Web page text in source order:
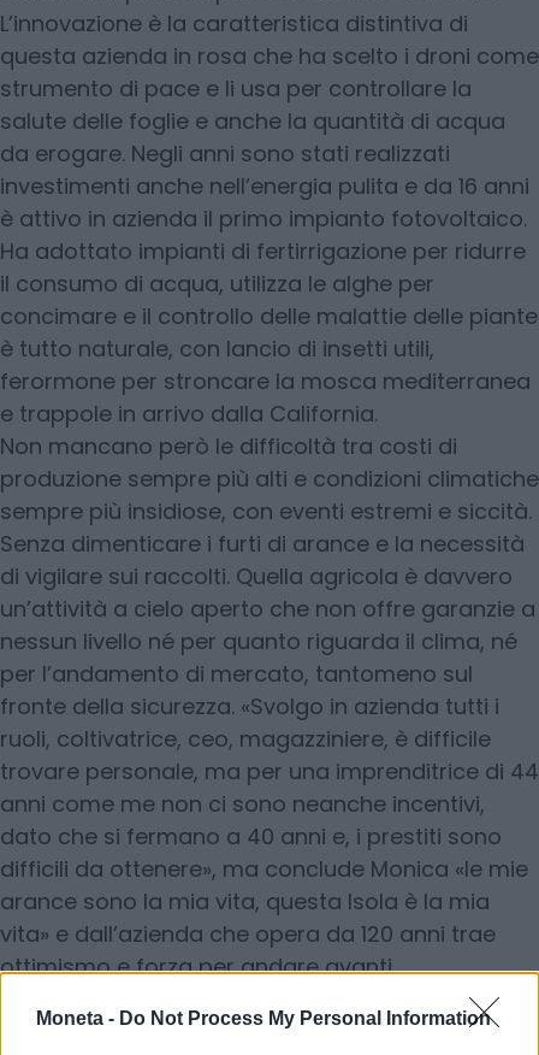
Moneta - Do Not Process My Personal Information
L’innovazione è la caratteristica distintiva di
questa azienda in rosa che ha scelto i droni come
strumento di pace e li usa per controllare la
salute delle foglie e anche la quantità di acqua
da erogare. Negli anni sono stati realizzati
investimenti anche nell’energia pulita e da 16 anni
è attivo in azienda il primo impianto fotovoltaico.
Ha adottato impianti di fertirrigazione per ridurre
il consumo di acqua, utilizza le alghe per
concimare e il controllo delle malattie delle piante
è tutto naturale, con lancio di insetti utili,
ferormone per stroncare la mosca mediterranea
e trappole in arrivo dalla California.
Non mancano però le difficoltà tra costi di
produzione sempre più alti e condizioni climatiche
sempre più insidiose, con eventi estremi e siccità.
Senza dimenticare i furti di arance e la necessità
di vigilare sui raccolti. Quella agricola è davvero
un’attività a cielo aperto che non offre garanzie a
nessun livello né per quanto riguarda il clima, né
per l’andamento di mercato, tantomeno sul
fronte della sicurezza. «Svolgo in azienda tutti i
ruoli, coltivatrice, ceo, magazziniere, è difficile
trovare personale, ma per una imprenditrice di 44
anni come me non ci sono neanche incentivi,
dato che si fermano a 40 anni e, i prestiti sono
difficili da ottenere», ma conclude Monica «le mie
arance sono la mia vita, questa Isola è la mia
vita» e dall’azienda che opera da 120 anni trae
ottimismo e forza per andare avanti.
© RIPRODUZIONE RISERVATA